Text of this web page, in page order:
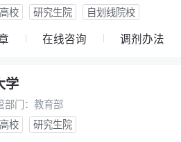
校
研究生院 自划线院校
在线咨询 调剂办法
学
部门： 教育部
校
研究生院